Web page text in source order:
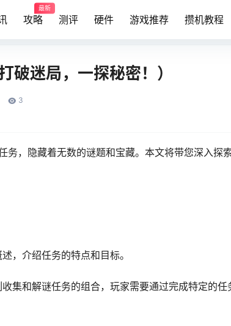
攻略
最新
测评 硬件 游戏推荐 攒机教程
破迷局，一探秘密！）
3
务，隐藏着无数的谜题和宝藏。本文将带您深入探
，介绍任务的特点和目标。
集和解谜任务的组合，玩家需要通过完成特定的任